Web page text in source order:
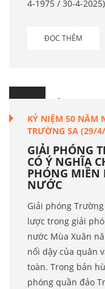
4-1975 / 30-4-
ĐỌC THÊM
15 Th.4
KỶ NIỆM 50 NĂM
TRƯỜNG SA (29/
GIẢI PHÓNG
CÓ Ý NGHĨA
PHÓNG
NƯỚC
Giải phóng
lược trong giải
nước Mùa Xuân
nổi dậy của quân
toàn. Trong bản
phóng quần đảo